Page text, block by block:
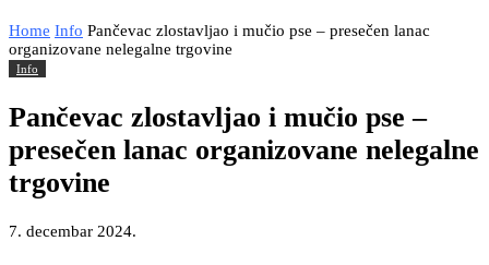
Home Info Pančevac zlostavljao i mučio pse – presečen lanac
organizovane nelegalne trgovine
Info
Pančevac zlostavljao i mučio pse –
presečen lanac organizovane nelegalne
trgovine
7. decembar 2024.